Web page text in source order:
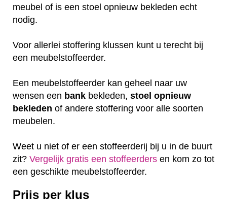
meubel of is een stoel opnieuw bekleden echt
nodig.
Voor allerlei stoffering klussen kunt u terecht bij
een meubelstoffeerder.
Een meubelstoffeerder kan geheel naar uw
wensen een bank bekleden, stoel opnieuw
bekleden of andere stoffering voor alle soorten
meubelen.
Weet u niet of er een stoffeerderij bij u in de buurt
zit? Vergelijk gratis een stoffeerders en kom zo tot
een geschikte meubelstoffeerder.
Prijs per klus